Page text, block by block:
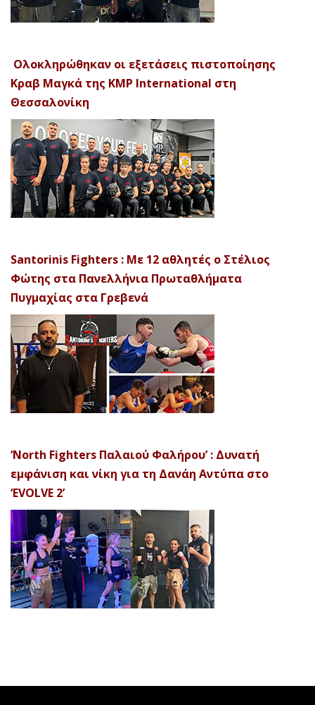
Ολοκληρώθηκαν οι εξετάσεις πιστοποίησης
Κραβ Μαγκά της KMP International στη
Θεσσαλονίκη
Santorinis Fighters : Με 12 αθλητές ο Στέλιος
Φώτης στα Πανελλήνια Πρωταθλήματα
Πυγμαχίας στα Γρεβενά
‘North Fighters Παλαιού Φαλήρου’ : Δυνατή
εμφάνιση και νίκη για τη Δανάη Αντύπα στο
‘EVOLVE 2’